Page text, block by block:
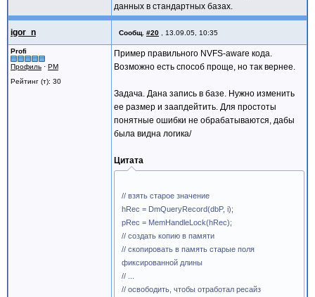
данных в стандартных базах.
igor_n Сообщ. #20 13.09.05, 10:35
Profi
Профиль · PM
Рейтинг (т): 30
Пример правильного NVFS-aware кода.
Возможно есть способ проще, но так вернее.
Задача. Дана запись в базе. Нужно изменить
ее размер и заапдейтить. Для простоты
понятные ошибки не обрабатываются, дабы
была видна логика/
Цитата
// взять старое значение
hRec = DmQueryRecord(dbP, i);
pRec = MemHandleLock(hRec);
// создать копию в памяти
// скопировать в память старые поля
фиксированной длины
// ...
// освободить, чтобы отработал ресайз